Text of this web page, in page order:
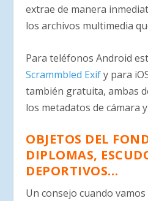
extrae de manera
los archivos multimedia
Para teléfonos Android
Scrammbled Exify para
también gratuita, ambas
los metadatos de cámara
OBJETOS DEL
DIPLOMAS,
DEPORTIVOS…
Un consejo cuando